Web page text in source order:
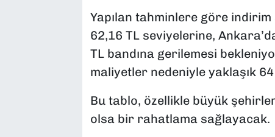
Yapılan tahminlere göre indirim
62,16 TL seviyelerine,
TL bandına gerilemesi
maliyetler nedeniyle yaklaşık
Bu tablo, özellikle büyük
olsa bir rahatlama sağlayacak.